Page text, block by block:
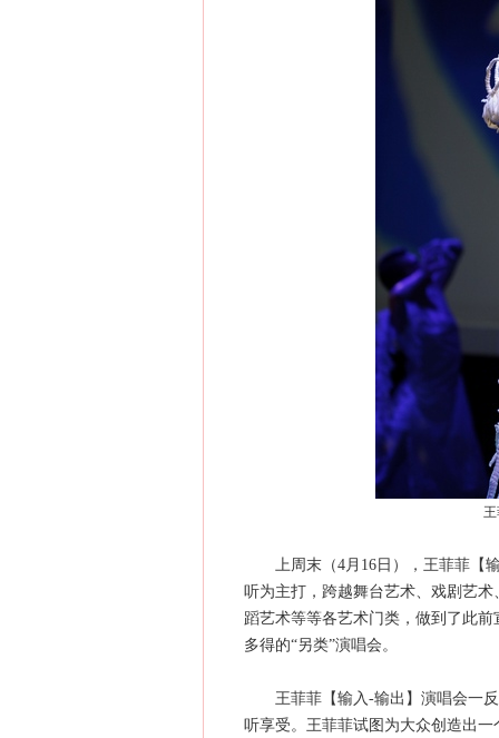
上周末（4月16日），王菲菲【输
听为主打，跨越舞台艺术、戏剧艺
蹈艺术等等各艺术门类，做到了此
多得的“另类”演唱会。
王菲菲【输入-输出】演唱会一反
听享受。王菲菲试图为大众创造出